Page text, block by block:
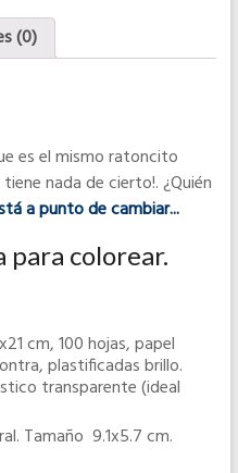
(0)
es el mismo ratoncito
nada de cierto!. ¿Quién
a punto de cambiar...
colorear.
cm, 100 hojas, papel
plastificadas brillo.
transparente (ideal
Tamaño 9.1x5.7 cm.